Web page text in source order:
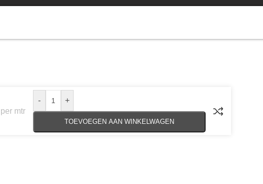
per mtr
- +
TOEVOEGEN AAN WINKELWAGEN